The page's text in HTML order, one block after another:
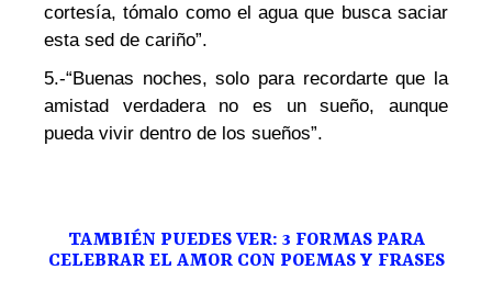
cortesía, tómalo como el agua que busca saciar
esta sed de cariño”.
5.-“Buenas noches, solo para recordarte que la
amistad verdadera no es un sueño, aunque
pueda vivir dentro de los sueños”.
TAMBIÉN PUEDES VER: 3 FORMAS PARA
CELEBRAR EL AMOR CON POEMAS Y FRASES